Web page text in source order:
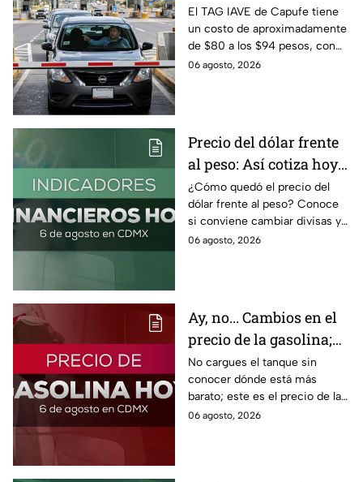
razones por las que no
pasa en la caseta
El TAG IAVE de Capufe tiene
un costo de aproximadamente
de $80 a los $94 pesos, con
IVA incluido; te compartimos
06 agosto, 2026
Precio del dólar frente
al peso: Así cotiza hoy 6
de agosto 2026
¿Cómo quedó el precio del
dólar frente al peso? Conoce
si conviene cambiar divisas y
cómo el flujo en el estrecho de
06 agosto, 2026
Ay, no... Cambios en el
precio de la gasolina;
así quedó HOY
No cargues el tanque sin
conocer dónde está más
barato; este es el precio de la
gasolina para hoy jueves 6 de
06 agosto, 2026